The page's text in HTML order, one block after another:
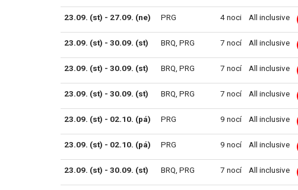
23.09. (st) - 27.09. (ne) PRG 4 noci All inclusive
23.09. (st) - 30.09. (st) BRQ, PRG 7 nocí All inclusive
23.09. (st) - 30.09. (st) BRQ, PRG 7 nocí All inclusive
23.09. (st) - 30.09. (st) BRQ, PRG 7 nocí All inclusive
23.09. (st) - 02.10. (pá) PRG 9 nocí All inclusive
23.09. (st) - 02.10. (pá) PRG 9 nocí All inclusive
23.09. (st) - 30.09. (st) BRQ, PRG 7 nocí All inclusive